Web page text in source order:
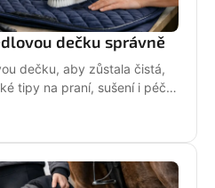
dečku správně
dečku, aby zůstala čistá,
tipy na praní, sušení i péči